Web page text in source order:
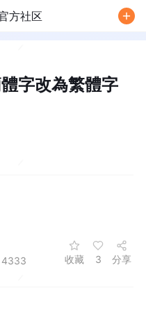
方社区
字改為繁體字
4333 收藏 3 分享